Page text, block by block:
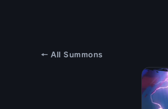
← All Summons